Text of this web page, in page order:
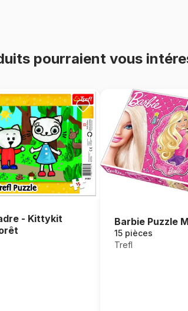
pourraient vous
- Kittykit
Barbie Puzzle
15 pièces
Trefl